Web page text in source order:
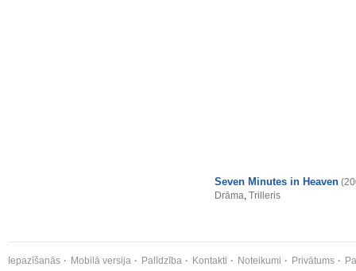
Seven Minutes in Heaven
Drāma, Trilleris
Iepazīšanās Mobilā versija Palīdzība Kontakti Noteikumi Privātums